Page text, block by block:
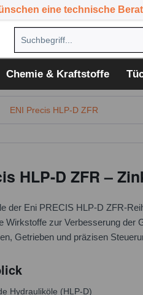
eine technische
Chemie & Kraftstoffe
ENI Precis HLP-D ZFR
HLP-D ZFR –
der Eni PRECIS HLP-D ZFR-
Wirkstoffe zur Verbesserung der
Getrieben und präzisen
Hydrauliköle (HLP-D)